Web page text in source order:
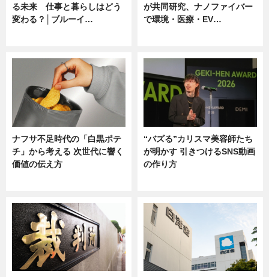
る未来 仕事と暮らしはどう
変わる？│ブルーイ…
が共同研究、ナノファイバー
で環境・医療・EV…
ナフサ不足時代の「白黒ポテ
チ」から考える 次世代に響く
価値の伝え方
“バズる”カリスマ美容師たち
が明かす 引きつけるSNS動画
の作り方